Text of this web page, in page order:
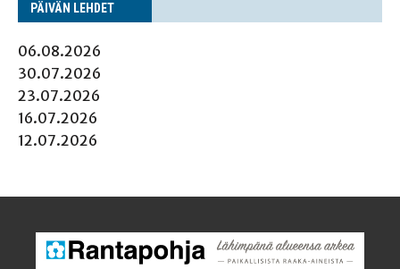
PÄI­VÄN LEHDET
06.08.2026
30.07.2026
23.07.2026
16.07.2026
12.07.2026